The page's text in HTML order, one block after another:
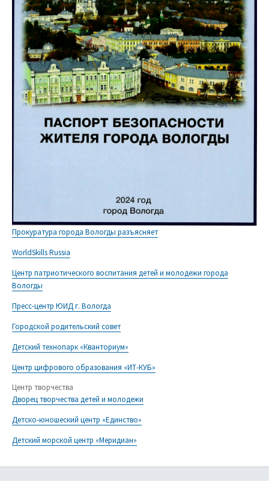
Прокуратура города Вологды разъясняет
WorldSkills Russia
Центр патриотического воспитания детей и молодежи города
Вологды
Пресс-центр ЮИД г. Вологда
Городской родительский совет
Детский технопарк «Кванториум»
Центр цифрового образования «ИТ-КУБ»
Центр творчества
Дворец творчества детей и молодежи
Детско-юношеский центр «Единство»
Детский морской центр «Меридиан»